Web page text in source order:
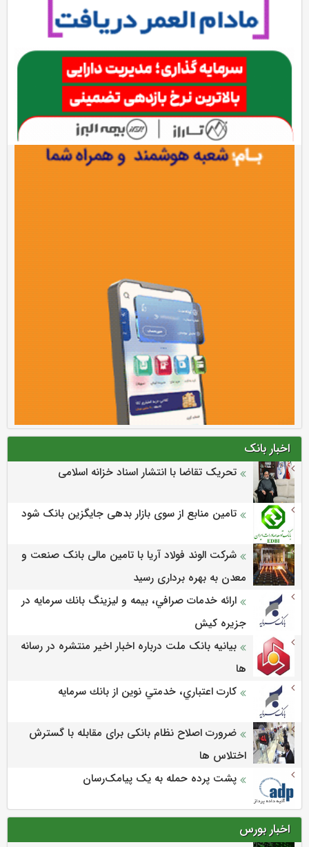
اخبار بانک
تحریک تقاضا با انتشار اسناد خزانه اسلامی
تامین منابع از سوی بازار بدهی جایگزین بانک شود
شرکت الوند فولاد آریا با تامین مالی بانک صنعت و
معدن به بهره برداری رسید
ارائه خدمات صرافي، بيمه و ليزينگ بانك سرمايه در
جزيره كيش
بیانیه بانک ملت درباره اخبار اخیر منتشره در رسانه
ها
كارت اعتباري، خدمتي نوين از بانك سرمايه
ضرورت اصلاح نظام بانکی برای مقابله با گسترش
اختلاس ها
پشت پرده حمله به یک پیامک‌رسان
اخبار بورس